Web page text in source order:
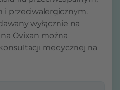
i przeciwalergicznym.
wyłącznie na
Ovixan można
medycznej na